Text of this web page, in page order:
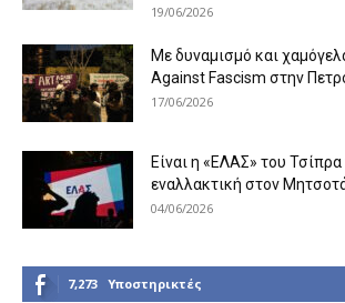
19/06/2026
Με δυναμισμό και
Against Fascism στην
17/06/2026
Είναι η «ΕΛΑΣ» του
εναλλακτική στον
04/06/2026
7,273 Υποστηρικτές